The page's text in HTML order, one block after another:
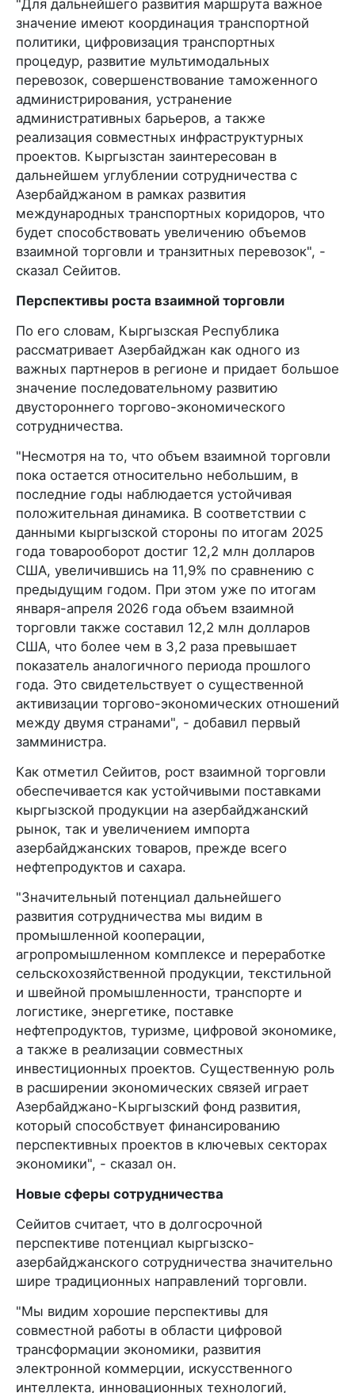
"Для дальнейшего развития маршрута важное
значение имеют координация транспортной
политики, цифровизация транспортных
процедур, развитие мультимодальных
перевозок, совершенствование таможенного
администрирования, устранение
административных барьеров, а также
реализация совместных инфраструктурных
проектов. Кыргызстан заинтересован в
дальнейшем углублении сотрудничества с
Азербайджаном в рамках развития
международных транспортных коридоров, что
будет способствовать увеличению объемов
взаимной торговли и транзитных перевозок", -
сказал Сейитов.
Перспективы роста взаимной торговли
По его словам, Кыргызская Республика
рассматривает Азербайджан как одного из
важных партнеров в регионе и придает большое
значение последовательному развитию
двустороннего торгово-экономического
сотрудничества.
"Несмотря на то, что объем взаимной торговли
пока остается относительно небольшим, в
последние годы наблюдается устойчивая
положительная динамика. В соответствии с
данными кыргызской стороны по итогам 2025
года товарооборот достиг 12,2 млн долларов
США, увеличившись на 11,9% по сравнению с
предыдущим годом. При этом уже по итогам
января-апреля 2026 года объем взаимной
торговли также составил 12,2 млн долларов
США, что более чем в 3,2 раза превышает
показатель аналогичного периода прошлого
года. Это свидетельствует о существенной
активизации торгово-экономических отношений
между двумя странами", - добавил первый
замминистра.
Как отметил Сейитов, рост взаимной торговли
обеспечивается как устойчивыми поставками
кыргызской продукции на азербайджанский
рынок, так и увеличением импорта
азербайджанских товаров, прежде всего
нефтепродуктов и сахара.
"Значительный потенциал дальнейшего
развития сотрудничества мы видим в
промышленной кооперации,
агропромышленном комплексе и переработке
сельскохозяйственной продукции, текстильной
и швейной промышленности, транспорте и
логистике, энергетике, поставке
нефтепродуктов, туризме, цифровой экономике,
а также в реализации совместных
инвестиционных проектов. Существенную роль
в расширении экономических связей играет
Азербайджано-Кыргызский фонд развития,
который способствует финансированию
перспективных проектов в ключевых секторах
экономики", - сказал он.
Новые сферы сотрудничества
Сейитов считает, что в долгосрочной
перспективе потенциал кыргызско-
азербайджанского сотрудничества значительно
шире традиционных направлений торговли.
"Мы видим хорошие перспективы для
совместной работы в области цифровой
трансформации экономики, развития
электронной коммерции, искусственного
интеллекта, инновационных технологий,